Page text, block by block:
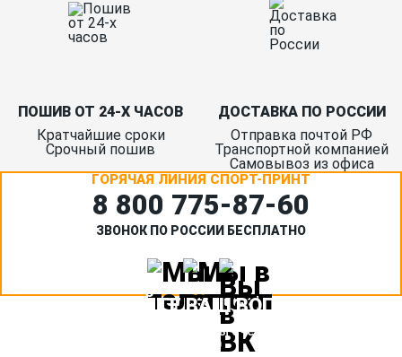
ПОШИВ ОТ 24-Х ЧАСОВ
Кратчайшие сроки
Срочный пошив
ДОСТАВКА ПО РОССИИ
Отправка почтой РФ
Транспортной компанией
Самовывоз из офиса
ГОРЯЧАЯ ЛИНИЯ СПОРТ-ПРИНТ
8 800 775‑87-60
ЗВОНОК ПО РОССИИ БЕСПЛАТНО
ЗАДАЙТЕ ВАШ ВОПРОС
Или кратко опишите ситуацию. Мы очень быстро свяжемся с
вами :)